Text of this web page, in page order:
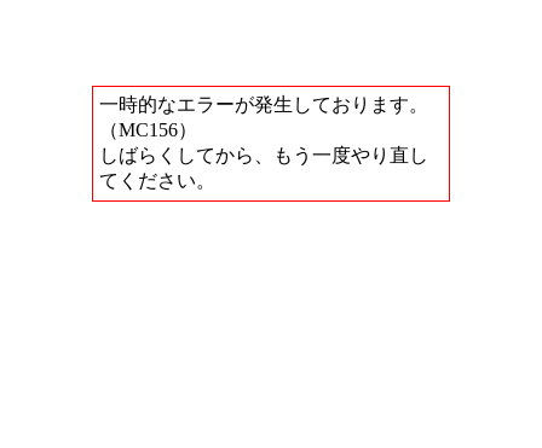
一時的なエラーが発生しております。
（MC156）
しばらくしてから、もう一度やり直し
てください。